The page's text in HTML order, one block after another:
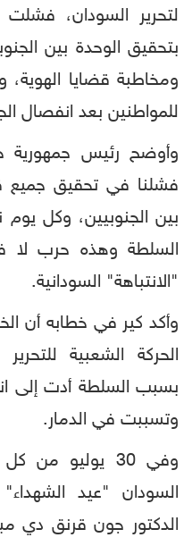
لتحرير السودان،
بتحقيق الوحدة بين
ومخاطبة قضايا الهوية،
للمواطنين بعد انفصال
وأوضح رئيس جمهورية
فشلنا في تحقيق جميع
بين الجنوبيين، وكل
السلطة وهذه حرب لا
"الانتباهة" السودانية.
وأكد كير في خطابه أن
الحركة الشعبية
وتسببت في الدمار.
وفي 30 يوليو
السودان "عيد الشهداء"